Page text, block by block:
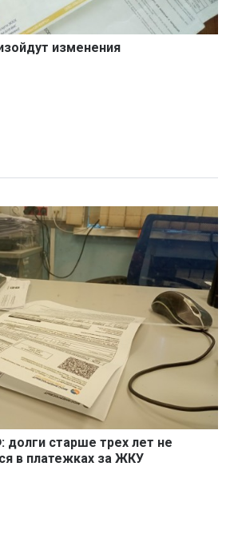
изменения
долги старше трех лет не
в платежках за ЖКУ